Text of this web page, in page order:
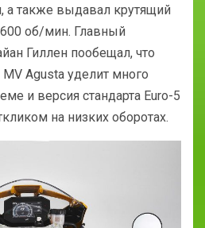
а также выдавал крутящий
об/мин. Главный
Гиллен пообещал, что
Agusta уделит много
и версия стандарта Euro-5
на низких оборотах.